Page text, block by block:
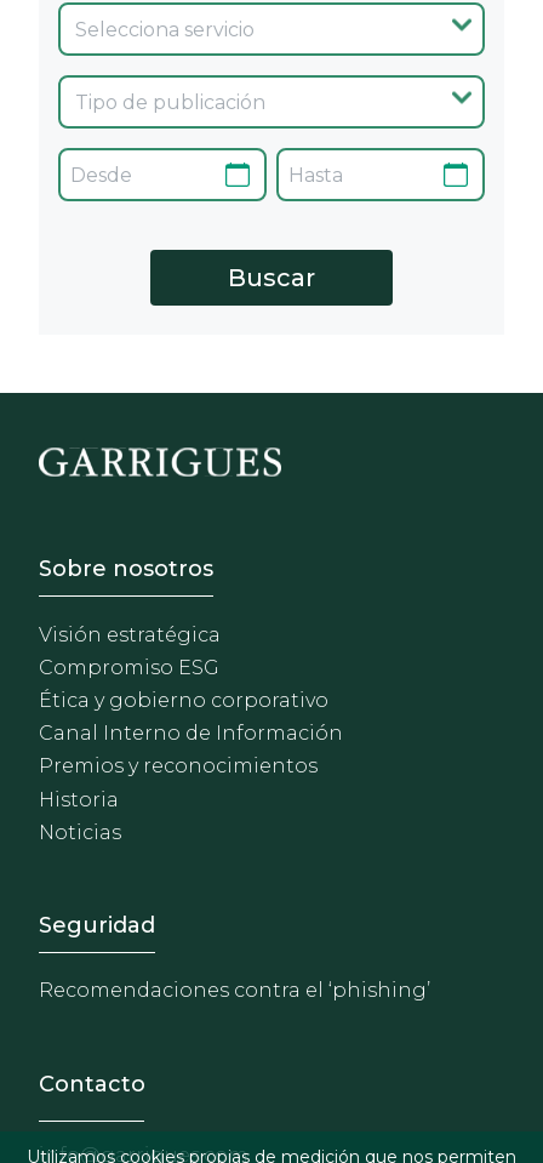
Footer - Sobre Nosotros
Sobre nosotros
Visión estratégica
Compromiso ESG
Ética y gobierno corporativo
Canal Interno de Información
Premios y reconocimientos
Historia
Noticias
Footer - Extranet y
Seguridad
Recomendaciones contra el ‘phishing’
Contacto
info@garrigues.com
Utilizamos cookies propias de medición que nos permiten